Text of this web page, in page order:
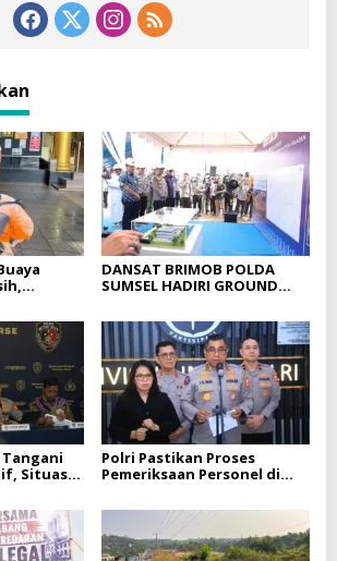
DANSAT BRIMOB POLDA
SUMSEL HADIRI GROUND
PELAYANAN BPKB
PROTOTYPE DITLANTAS
POLDA SUMSEL
Tangani
Situasi
Polri Pastikan Proses
Pemeriksaan Personel di
Profesional dan Transparan